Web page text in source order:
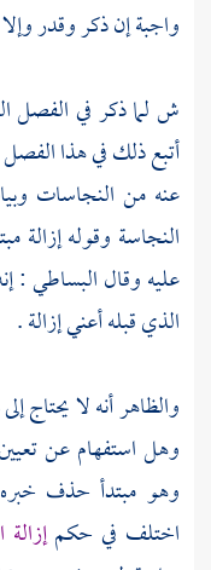
واجبة إن ذكر وقدر
ش لما ذكر في الفصل
أتبع ذلك في هذا الفصل
عنه من النجاسات
النجاسة وقوله إزالة
عليه وقالالبساطي:
الذي قبله أعني إزالة .
والظاهر أنه لا يحتاج
وهل استفهام عن
وهو مبتدأ حذف
اختلف في حكم